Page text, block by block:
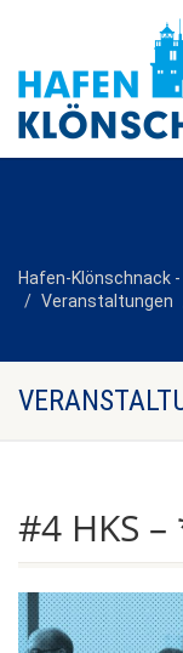
Hafen-Klönschnack
Veranstaltungen
#4 HKS